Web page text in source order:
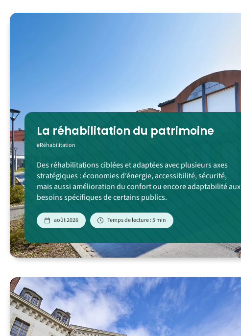
La réhabilitation du patrimoine
#Réhabilitation
Des réhabilitations ciblées et adaptées avec plusieurs axes
stratégiques : économies d’énergie, accessibilité, sécurité,
mais aussi amélioration du confort ou encore adaptabilité aux
besoins spécifiques de certains publics.
août 2026 Temps de lecture : 5 min